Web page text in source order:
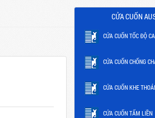
CỬA CUỐN
CỬA CUỐN TỐC ĐỘ
CỬA CUỐN CHỐNG
CỬA CUỐN KHE
CỬA CUỐN TẤM LIỀN